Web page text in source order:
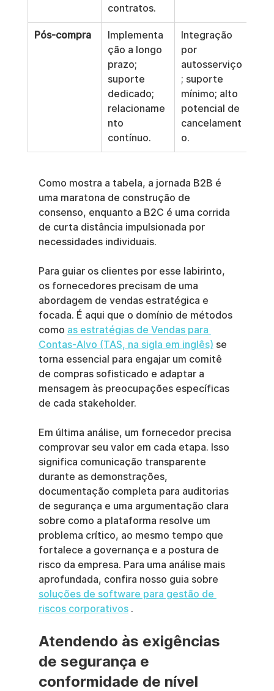
contratos.
Pós-compra
Implementa
ção a longo
prazo;
suporte
dedicado;
relacioname
nto
contínuo.
Integração
por
autosserviço
; suporte
mínimo; alto
potencial de
cancelament
o.
Como mostra a tabela, a jornada B2B é
uma maratona de construção de
consenso, enquanto a B2C é uma corrida
de curta distância impulsionada por
necessidades individuais.
Para guiar os clientes por esse labirinto,
os fornecedores precisam de uma
abordagem de vendas estratégica e
focada. É aqui que o domínio de métodos
como as estratégias de Vendas para
Contas-Alvo (TAS, na sigla em inglês) se
torna essencial para engajar um comitê
de compras sofisticado e adaptar a
mensagem às preocupações específicas
de cada stakeholder.
Em última análise, um fornecedor precisa
comprovar seu valor em cada etapa. Isso
significa comunicação transparente
durante as demonstrações,
documentação completa para auditorias
de segurança e uma argumentação clara
sobre como a plataforma resolve um
problema crítico, ao mesmo tempo que
fortalece a governança e a postura de
risco da empresa. Para uma análise mais
aprofundada, confira nosso guia sobre
soluções de software para gestão de
riscos corporativos .
Atendendo às exigências
de segurança e
conformidade de nível